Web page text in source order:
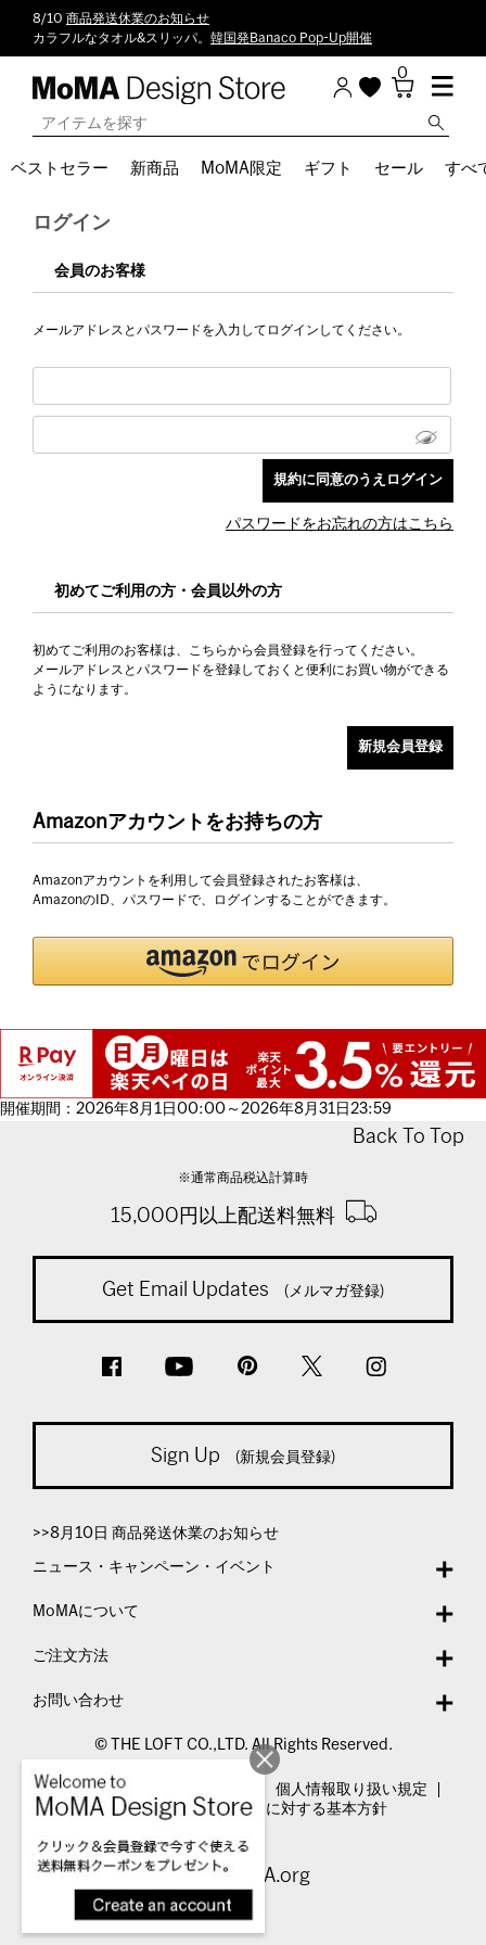
8/10 商品発送休業のお知らせ
カラフルなタオル&スリッパ。 韓国発Banaco Pop-Up開催
0
ベストセラー 新商品 MoMA限定 ギフト セール すべ
ログイン
会員のお客様
メールアドレスとパスワードを入力してログインしてください。
パスワードをお忘れの方はこちら
初めてご利用の方・会員以外の方
初めてご利用のお客様は、こちらから会員登録を行ってください。
メールアドレスとパスワードを登録しておくと便利にお買い物ができる
ようになります。
Amazonアカウントをお持ちの方
Amazonアカウントを利用して会員登録されたお客様は、
AmazonのID、パスワードで、ログインすることができます。
開催期間：2026年8月1日00:00～2026年8月31日23:59
Back To Top
※通常商品税込計算時
15,000円以上配送料無料
Get Email Updates (メルマガ登録)
Sign Up (新規会員登録)
>>8月10日 商品発送休業のお知らせ
ニュース・キャンペーン・イベント
MoMAについて
ご注文方法
お問い合わせ
© THE LOFT CO.,LTD. All Rights Reserved.
特定商取引法表示
個人情報取り扱い規定
カスタマーハラスメントに対する基本方針
Visit MoMA.org